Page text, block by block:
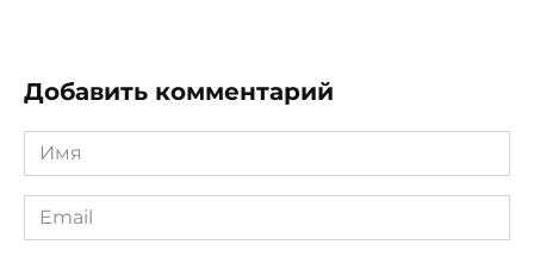
Добавить комментарий
Имя
Email